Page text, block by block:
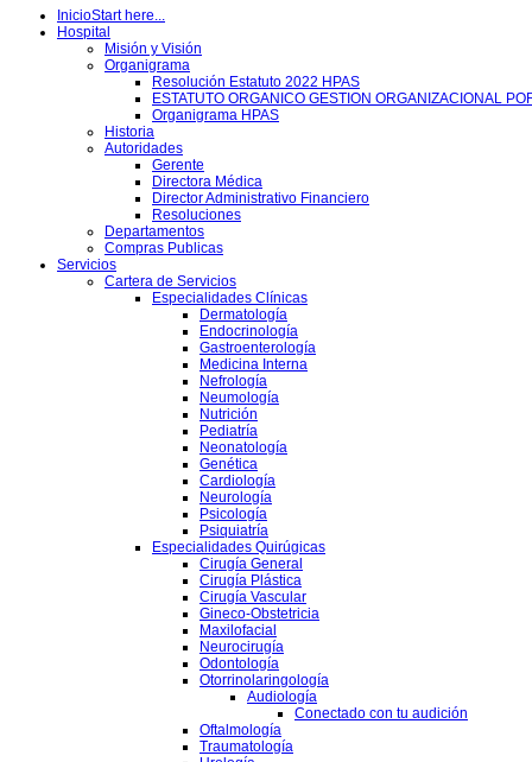
Intranet
Quipux
InicioStart here...
Hospital
Misión y Visión
Organigrama
Resolución Estatuto 2022 HPAS
ESTATUTO ORGANICO GESTION ORGANIZACIONAL
Organigrama HPAS
Historia
Autoridades
Gerente
Directora Médica
Director Administrativo Financiero
Resoluciones
Departamentos
Compras Publicas
Servicios
Cartera de Servicios
Especialidades Clínicas
Dermatología
Endocrinología
Gastroenterología
Medicina Interna
Nefrología
Neumología
Nutrición
Pediatría
Neonatología
Genética
Cardiología
Neurología
Psicología
Psiquiatría
Especialidades Quirúgicas
Cirugía General
Cirugía Plástica
Cirugía Vascular
Gineco-Obstetricia
Maxilofacial
Neurocirugía
Odontología
Otorrinolaringología
Audiología
Conectado con tu audición
Oftalmología
Traumatología